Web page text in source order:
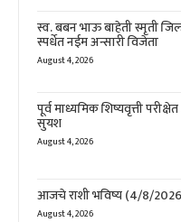
स्व. बबन भाऊ बाहेती स्मृती
स्पर्धेत नईम अन्सारी विजेता
August 4, 2026
पूर्व माध्यमिक शिष्यवृत्ती
सुयश
August 4, 2026
आजचे राशी भविष्य (4/8/
August 4, 2026